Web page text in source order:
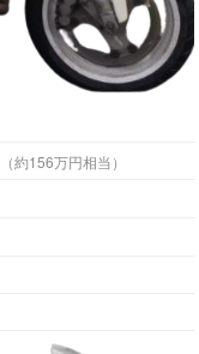
12,495USD （約156万円相当）